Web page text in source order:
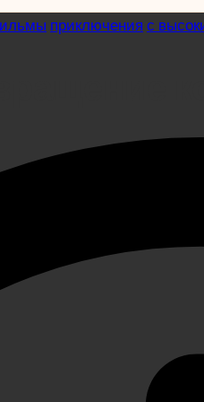
приключения с